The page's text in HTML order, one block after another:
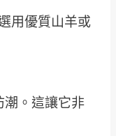
用優質山羊或
潮。這讓它非